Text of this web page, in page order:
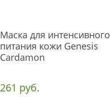
Маска для интенсивного
питания кожи Genesis
Cardamon
261 руб.